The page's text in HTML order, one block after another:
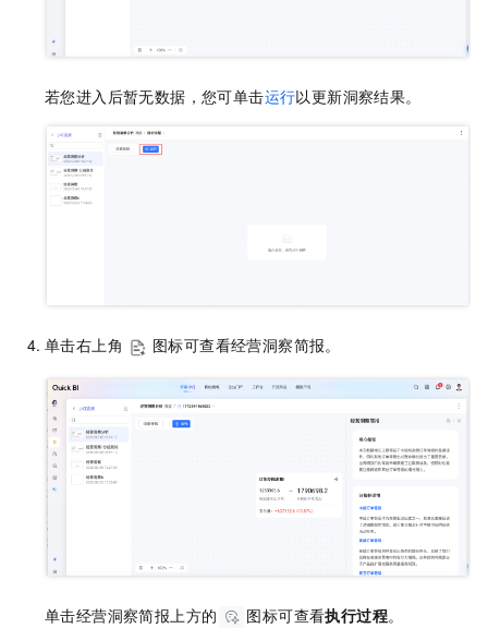
若您进入后暂无数据，您可单击运行以更新洞察结果。
单击右上角 图标可查看经营洞察简报。
单击经营洞察简报上方的 图标可查看执行过程。